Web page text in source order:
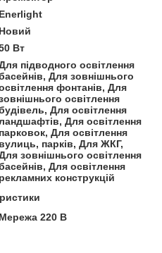
Enerlight
Новий
Вт
підводного освітлення
Для зовнішнього
фонтанів, Для
освітлення
Для освітлення
Для освітлення
парковок, Для освітлення
вулиць, парків, Для ЖКГ,
зовнішнього освітлення
Для освітлення
рекламних конструкцій
Мережа 220 В